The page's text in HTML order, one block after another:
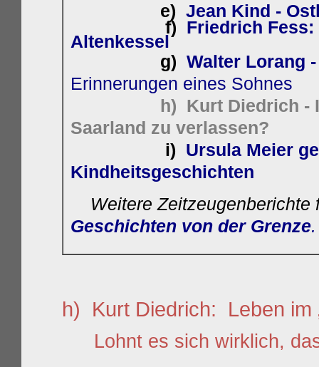
e) Jean Kind -
f) Friedrich Fess:
Altenkessel
g) Walter Lorang
Erinnerungen eines Sohnes
h) Kurt Diedrich -
Saarland zu verlassen?
i) Ursula Meier
Kindheitsgeschichten
Weitere
Geschichten von der Grenze.
h) Kurt Diedrich: Leben im
Lohnt es sich wirklich,